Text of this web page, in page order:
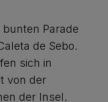
Parade
de Sebo.
sich in
von der
der Insel.